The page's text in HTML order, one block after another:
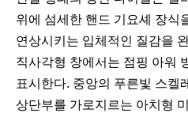
위에 섬세한 핸드 기요셰 장식
연상시키는 입체적인 질감을
직사각형 창에서는 점핑 아워
표시한다. 중앙의 푸른빛 스켈
상단부를 가로지르는 아치형